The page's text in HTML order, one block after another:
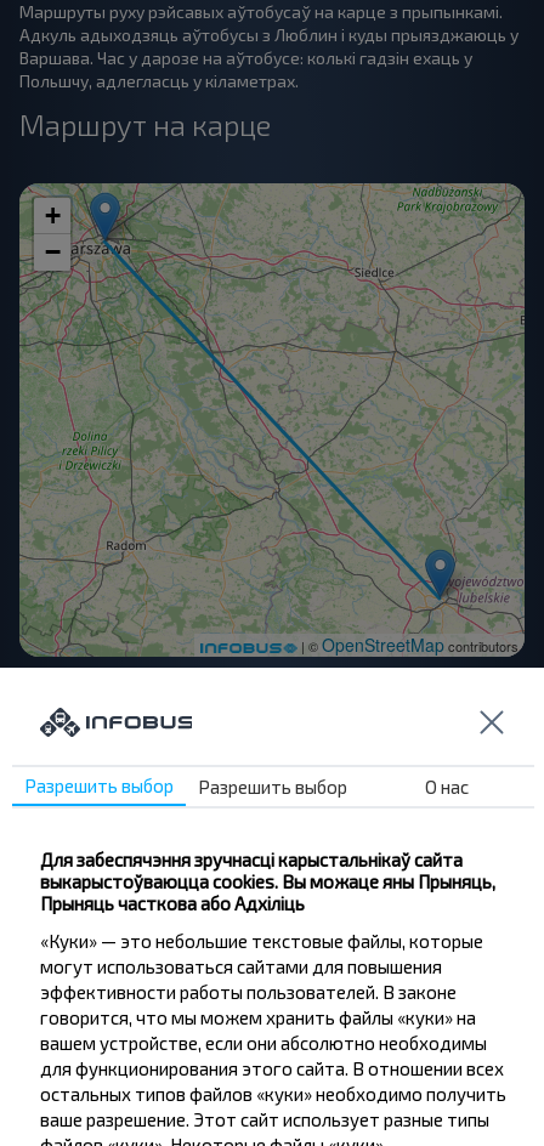
Маршруты руху рэйсавых аўтобусаў на карце з прыпынкамі.
Адкуль адыходзяць аўтобусы з Люблин і куды прыязджаюць у
Варшава. Час у дарозе на аўтобусе: колькі гадзін ехаць у
Польшчу, адлегласць у кіламетрах.
Маршрут на карце
+
−
| ©OpenStreetMapcontributors
Вроцлав
Купіць
Белосток
Краков
Варшава
Купіць
Лодзь
Купіць
Разрешить выбор Разрешить выбор О нас
Для забеспячэння зручнасці карыстальнікаў сайта
выкарыстоўваюцца cookies. Вы можаце яны Прыняць,
Прыняць часткова або Адхіліць
«Куки» — это небольшие текстовые файлы, которые
могут использоваться сайтами для повышения
эффективности работы пользователей. В законе
говорится, что мы можем хранить файлы «куки» на
вашем устройстве, если они абсолютно необходимы
для функционирования этого сайта. В отношении всех
остальных типов файлов «куки» необходимо получить
ваше разрешение. Этот сайт использует разные типы